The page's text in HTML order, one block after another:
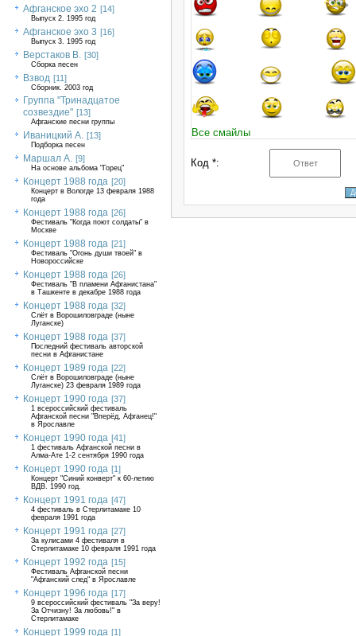
Афганское эхо 2 [14]
Выпуск 2. 1995 год
Афганское эхо 3 [16]
Выпуск 3. 1995 год
Верстаков В. [30]
Сборка песен
Взвод [11]
Сборник. 2003 год
Группа "Тринадцатое
созвездие" [13]
Афганские песни группы
Иваницкий А. [13]
Подборка песен
Маршал А. [9]
На основе альбома "Горец"
Концерт 1988 года [20]
Концерт в Вологде 13 февраля 1988
года
Концерт 1988 года [26]
Фестиваль "Когда поют солдаты" в
Москве
Концерт 1988 года [21]
Фестиваль "Огонь души твоей" в
Новороссийске
Концерт 1988 года [26]
Фестиваль "В пламени Афганистана"
в Ташкенте в декабре 1988 года
Концерт 1988 года [32]
Слёт в Ворошиловграде (ныне
Луганске)
Концерт 1988 года [37]
Последний фестиваль авторской
песни в Афганистане
Концерт 1989 года [22]
Слёт в Ворошиловграде (ныне
Луганске) 23 февраля 1989 года
Концерт 1990 года [37]
1 всероссийский фестиваль
Афганской песни "Вперёд, Афганец!"
в Ярославле
Концерт 1990 года [41]
1 фестиваль Афганской песни в
Алма-Ате 1-2 сентября 1990 года
Концерт 1990 года [1]
Концерт "Синий конверт" к 60-летию
ВДВ. 1990 год.
Концерт 1991 года [47]
4 фестиваль в Стерлитамаке 10
февраля 1991 года
Концерт 1991 года [27]
За кулисами 4 фестиваля в
Стерлитамаке 10 февраля 1991 года
Концерт 1992 года [15]
Фестиваль Афганской песни
"Афганский след" в Ярославле
Концерт 1996 года [17]
9 всероссийский фестиваль "За веру!
За Отчизну! За любовь!" в
Стерлитамаке
Концерт 1999 года [1]
Все смайлы
Код *: